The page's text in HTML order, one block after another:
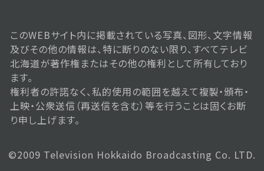
このWEBサイト内に掲載されている写真、図形、文字情報
及びその他の情報は、特に断りのない限り、すべてテレビ
北海道が著作権またはその他の権利として所有しており
ます。
権利者の許諾なく、私的使用の範囲を越えて複製・頒布・
上映・公衆送信（再送信を含む）等を行うことは固くお断
り申し上げます。
©2009 Television Hokkaido Broadcasting Co. LTD.